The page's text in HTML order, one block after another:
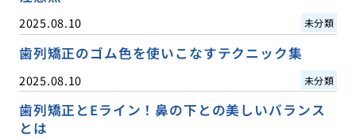
2025.08.10 未分類
歯列矯正のゴム色を使いこなすテクニック集
2025.08.10 未分類
歯列矯正とEライン！鼻の下との美しいバランス
とは